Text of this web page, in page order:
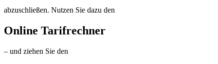
abzuschließen. Nutzen Sie dazu den
Online Tarifrechner
– und ziehen Sie den